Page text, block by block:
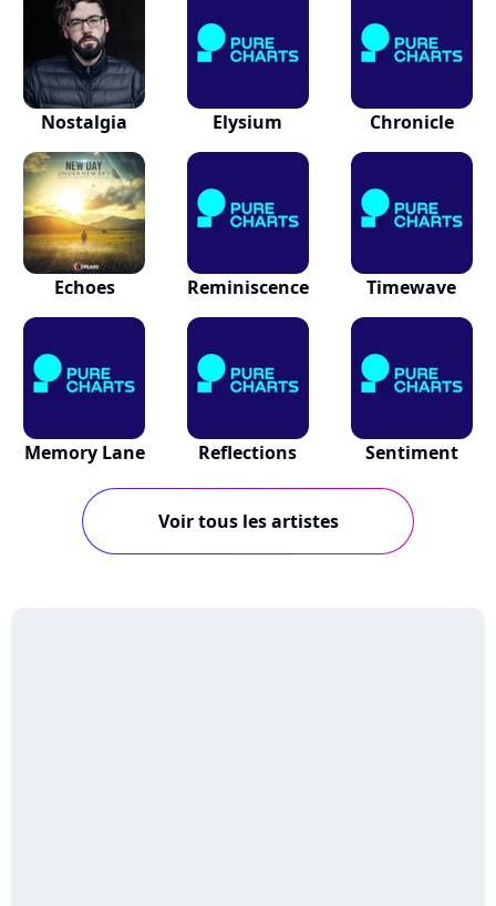
Nostalgia Elysium Chronicle
Echoes Reminiscence Timewave
Memory Lane Reflections Sentiment
Voir tous les artistes